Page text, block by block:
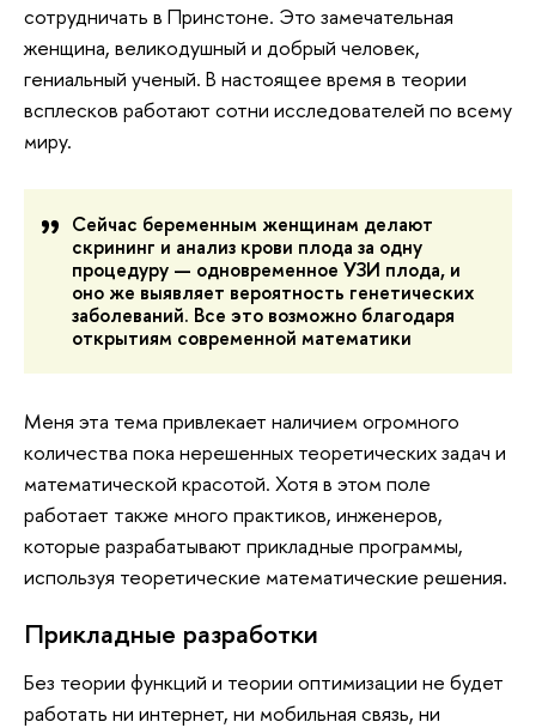
сотрудничать в Принстоне. Это замечательная
женщина, великодушный и добрый человек,
гениальный ученый. В настоящее время в теории
всплесков работают сотни исследователей по всему
миру.
Сейчас беременным женщинам делают
скрининг и анализ крови плода за одну
процедуру — одновременное УЗИ плода, и
оно же выявляет вероятность генетических
заболеваний. Все это возможно благодаря
открытиям современной математики
Меня эта тема привлекает наличием огромного
количества пока нерешенных теоретических задач и
математической красотой. Хотя в этом поле
работает также много практиков, инженеров,
которые разрабатывают прикладные программы,
используя теоретические математические решения.
Прикладные разработки
Без теории функций и теории оптимизации не будет
работать ни интернет, ни мобильная связь, ни